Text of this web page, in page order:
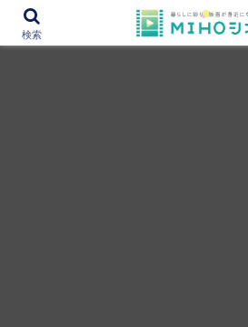
12000作品を紹介！あなたの映画図
検索